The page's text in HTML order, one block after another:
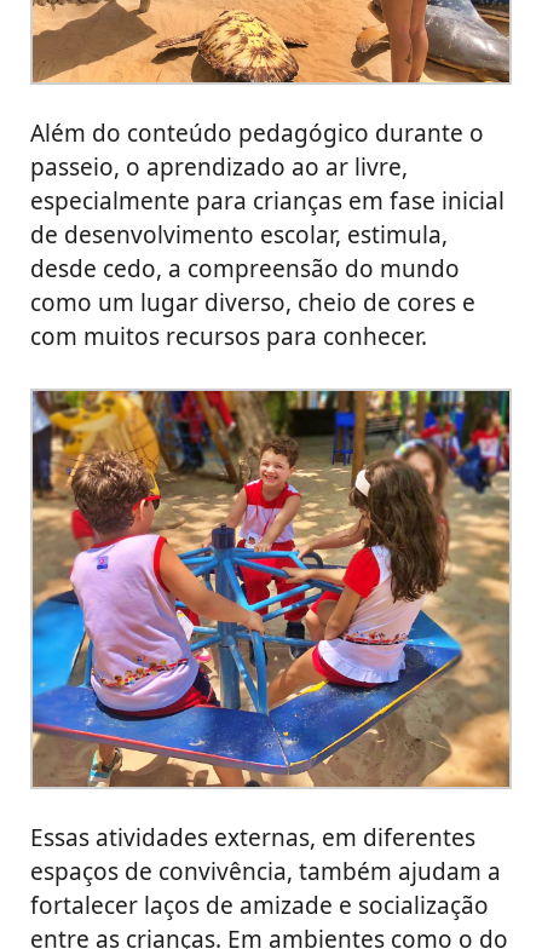
Além do conteúdo pedagógico durante o
passeio, o aprendizado ao ar livre,
especialmente para crianças em fase inicial
de desenvolvimento escolar, estimula,
desde cedo, a compreensão do mundo
como um lugar diverso, cheio de cores e
com muitos recursos para conhecer.
Essas atividades externas, em diferentes
espaços de convivência, também ajudam a
fortalecer laços de amizade e socialização
entre as crianças. Em ambientes como o do